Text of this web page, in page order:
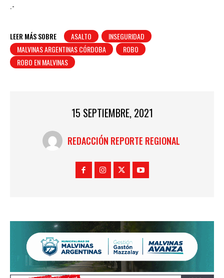
.-
LEER MÁS SOBRE ASALTO
INSEGURIDAD
MALVINAS ARGENTINAS CÓRDOBA
ROBO
ROBO EN MALVINAS
15 SEPTIEMBRE, 2021
REDACCIÓN REPORTE REGIONAL